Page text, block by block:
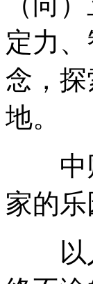
定力
念，
地。
中财
家的乐
以人